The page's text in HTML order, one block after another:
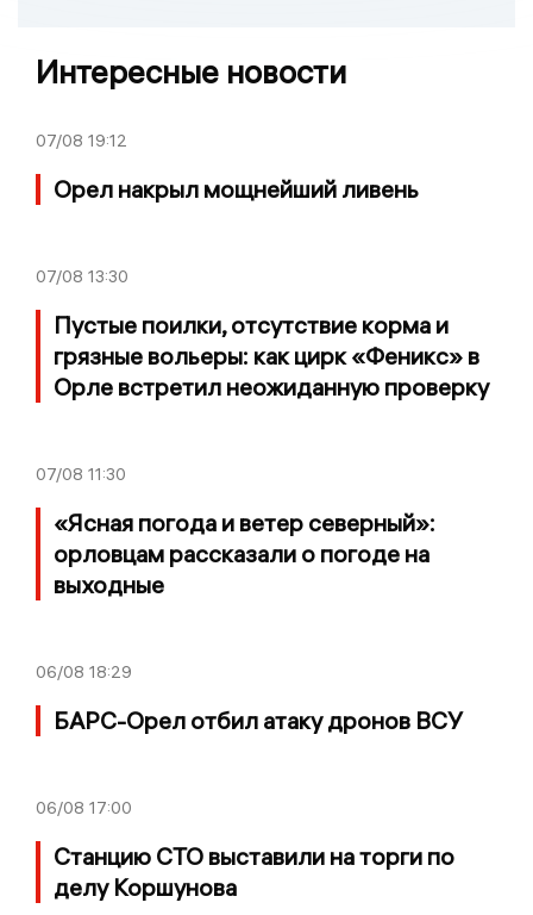
Интересные новости
07/08 19:12
Орел накрыл мощнейший ливень
07/08 13:30
Пустые поилки, отсутствие корма и
грязные вольеры: как цирк «Феникс» в
Орле встретил неожиданную проверку
07/08 11:30
«Ясная погода и ветер северный»:
орловцам рассказали о погоде на
выходные
06/08 18:29
БАРС-Орел отбил атаку дронов ВСУ
06/08 17:00
Станцию СТО выставили на торги по
делу Коршунова